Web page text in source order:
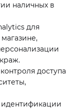
наличных в
для
доступа
идентификации